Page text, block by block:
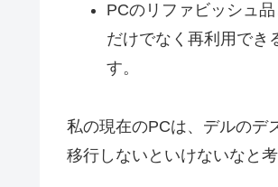
PCのリファビッシュ
だけでなく再利用でき
す。
私の現在のPCは、デルのデ
移行しないといけないなと